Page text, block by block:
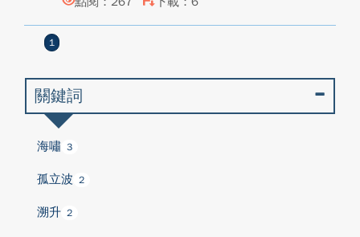
1
關鍵詞
海嘯 3
孤立波 2
溯升 2